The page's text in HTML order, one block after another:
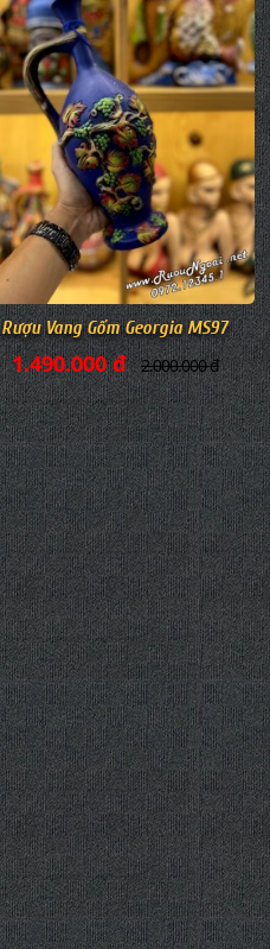
Rượu Vang Gốm Georgia MS97
1.490.000 đ 2.000.000 đ